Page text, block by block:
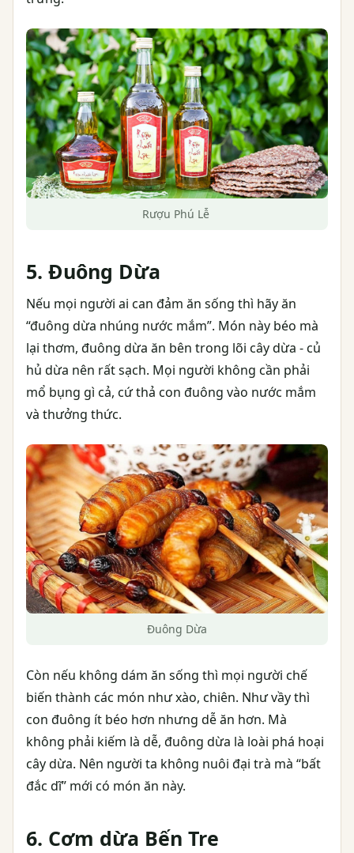
Rượu Phú Lễ
5. Đuông Dừa
Nếu mọi người ai can đảm ăn sống thì hãy ăn
“đuông dừa nhúng nước mắm”. Món này béo mà
lại thơm, đuông dừa ăn bên trong lõi cây dừa - củ
hủ dừa nên rất sạch. Mọi người không cần phải
mổ bụng gì cả, cứ thả con đuông vào nước mắm
và thưởng thức.
Đuông Dừa
Còn nếu không dám ăn sống thì mọi người chế
biến thành các món như xào, chiên. Như vầy thì
con đuông ít béo hơn nhưng dễ ăn hơn. Mà
không phải kiếm là dễ, đuông dừa là loài phá hoại
cây dừa. Nên người ta không nuôi đại trà mà “bất
đắc dĩ” mới có món ăn này.
6. Cơm dừa Bến Tre